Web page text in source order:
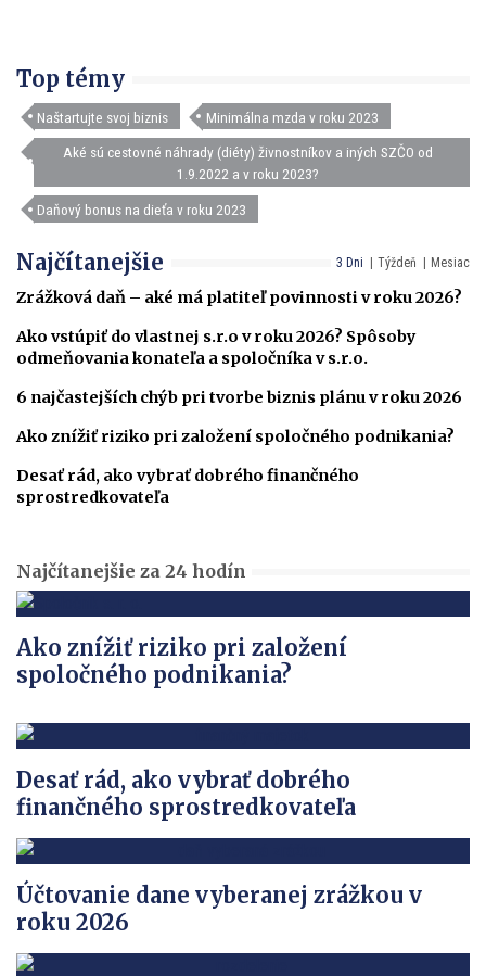
Top témy
Naštartujte svoj biznis Minimálna mzda v roku 2023
Aké sú cestovné náhrady (diéty) živnostníkov a iných SZČO od
1.9.2022 a v roku 2023?
Daňový bonus na dieťa v roku 2023
3 Dni Týždeň Mesiac
Najčítanejšie
Zrážková daň – aké má platiteľ povinnosti v roku 2026?
Ako vstúpiť do vlastnej s.r.o v roku 2026? Spôsoby
odmeňovania konateľa a spoločníka v s.r.o.
6 najčastejších chýb pri tvorbe biznis plánu v roku 2026
Ako znížiť riziko pri založení spoločného podnikania?
Desať rád, ako vybrať dobrého finančného
sprostredkovateľa
Najčítanejšie za 24 hodín
Ako znížiť riziko pri založení
spoločného podnikania?
Desať rád, ako vybrať dobrého
finančného sprostredkovateľa
Účtovanie dane vyberanej zrážkou v
roku 2026